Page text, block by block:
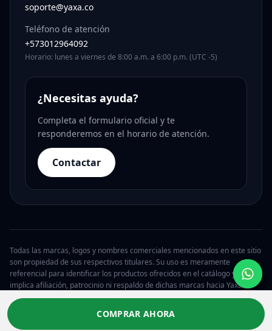
COMPRAR AHORA
soporte@yaxa.co
Teléfono de atención
+573012964092
Horario: lunes a viernes de 8:00 a.m. a 6:00 p.m. (UTC -5)
¿Necesitas ayuda?
Completa el formulario oficial y te
responderemos en el horario de atención.
Contactar
Todas las marcas, logos y nombres comerciales mencionados en este sitio
son propiedad de sus respectivos titulares. Su uso es meramente
referencial para identificar los productos ofrecidos en el catálogo y no
implica afiliación, patrocinio ni respaldo de dichas marcas hacia Yaxa.
© 2026 Yaxa Guatemala. Todos los derechos reservados.